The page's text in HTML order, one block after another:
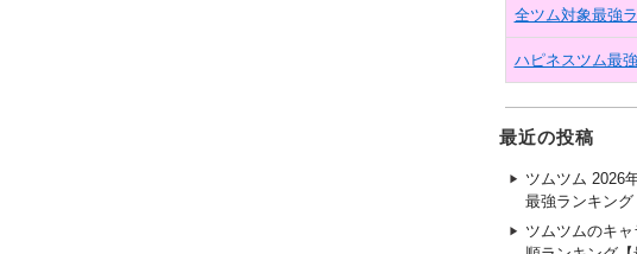
全ツム対象最強
ハピネスツム最
最近の投稿
ツムツム 2026
最強ランキング
ツムツムのキ